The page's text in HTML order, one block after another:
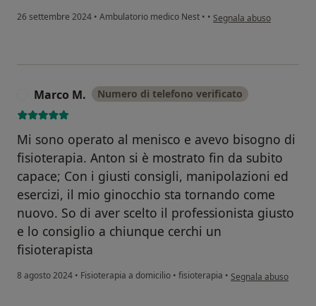
26 settembre 2024 • Ambulatorio medico Nest • • secondo l'opinione
Segnala abuso
Marco M. Numero di telefono verificato
Mi sono operato al menisco e avevo bisogno di
fisioterapia. Anton si è mostrato fin da subito
capace; Con i giusti consigli, manipolazioni ed
esercizi, il mio ginocchio sta tornando come
nuovo. So di aver scelto il professionista giusto
e lo consiglio a chiunque cerchi un
fisioterapista
8 agosto 2024 • Fisioterapia a domicilio • fisioterapia • secondo l'opinione
Segnala abuso